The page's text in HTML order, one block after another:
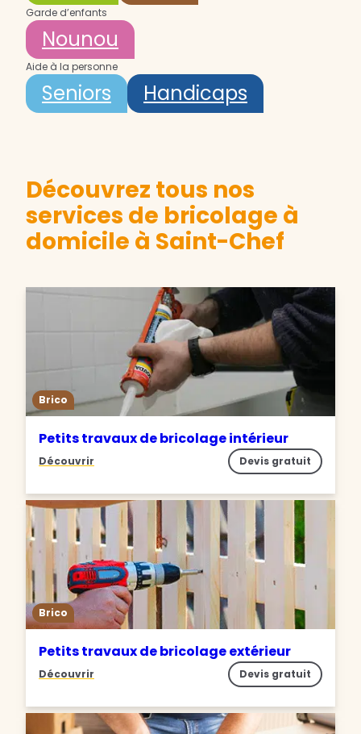
Garde d’enfants
Nounou
Aide à la personne
Seniors Handicaps
Découvrez tous nos
services de bricolage à
domicile à Saint-Chef
Brico
Petits travaux de bricolage intérieur
Découvrir Devis gratuit
Brico
Petits travaux de bricolage extérieur
Découvrir Devis gratuit